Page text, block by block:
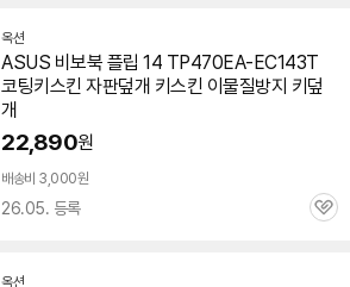
옥션
ASUS 비보북 플립 14 TP470EA-EC143T
코팅키스킨 자판덮개 키스킨 이물질방지 키덮
개
22,890원
배송비 3,000원
26.05. 등록
관
옥션